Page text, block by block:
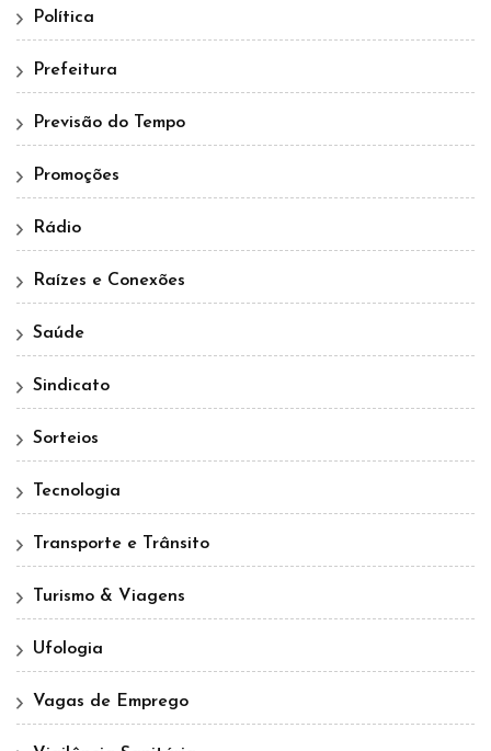
Política
Prefeitura
Previsão do Tempo
Promoções
Rádio
Raízes e Conexões
Saúde
Sindicato
Sorteios
Tecnologia
Transporte e Trânsito
Turismo & Viagens
Ufologia
Vagas de Emprego